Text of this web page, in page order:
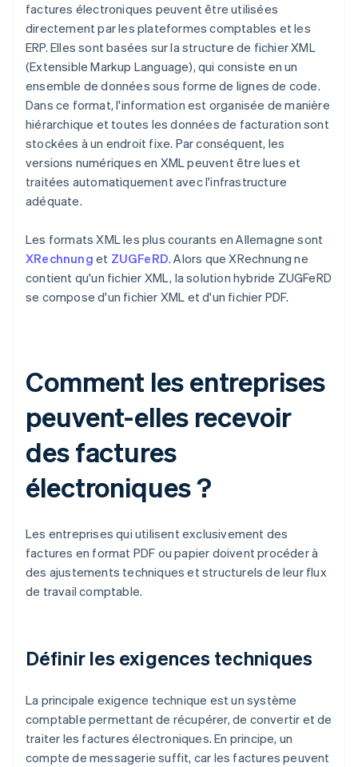
factures électroniques peuvent être utilisées
directement par les plateformes comptables et les
ERP. Elles sont basées sur la structure de fichier XML
(Extensible Markup Language), qui consiste en un
ensemble de données sous forme de lignes de code.
Dans ce format, l'information est organisée de manière
hiérarchique et toutes les données de facturation sont
stockées à un endroit fixe. Par conséquent, les
versions numériques en XML peuvent être lues et
traitées automatiquement avec l'infrastructure
adéquate.
Les formats XML les plus courants en Allemagne sont
XRechnung et ZUGFeRD. Alors que XRechnung ne
contient qu'un fichier XML, la solution hybride ZUGFeRD
se compose d'un fichier XML et d'un fichier PDF.
Comment les entreprises
peuvent-elles recevoir
des factures
électroniques ?
Les entreprises qui utilisent exclusivement des
factures en format PDF ou papier doivent procéder à
des ajustements techniques et structurels de leur flux
de travail comptable.
Définir les exigences techniques
La principale exigence technique est un système
comptable permettant de récupérer, de convertir et de
traiter les factures électroniques. En principe, un
compte de messagerie suffit, car les factures peuvent